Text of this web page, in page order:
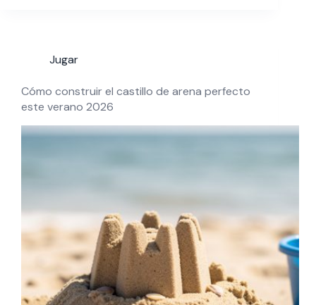
Jugar
Cómo construir el castillo de arena perfecto
este verano 2026